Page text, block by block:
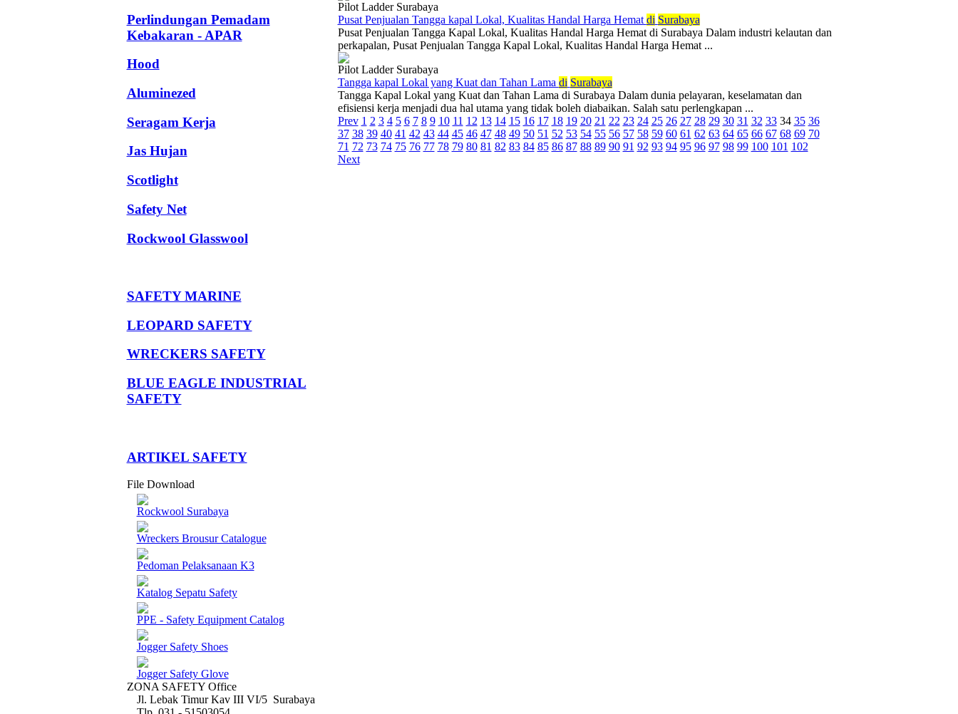
Perlindungan Pemadam
Kebakaran - APAR
Hood
Aluminezed
Seragam Kerja
Jas Hujan
Scotlight
Safety Net
Rockwool Glasswool
SAFETY MARINE
LEOPARD SAFETY
WRECKERS SAFETY
BLUE EAGLE INDUSTRIAL
SAFETY
­ARTIKEL SAFETY
File Download
Rockwool Surabaya
Wreckers Brousur Catalogue
Pedoman Pelaksanaan K3
Katalog Sepatu Safety
PPE - Safety Equipment Catalog
Jogger Safety Shoes
Jogger Safety Glove
ZONA SAFETY Office
Jl. Lebak Timur Kav III VI/5 Surabaya
Pilot Ladder Surabaya
Pusat Penjualan Tangga kapal Lokal, Kualitas Handal Harga Hemat di Surabaya
Pusat Penjualan Tangga Kapal Lokal, Kualitas Handal Harga Hemat di Surabaya Dalam industri kelautan dan
perkapalan, Pusat Penjualan Tangga Kapal Lokal, Kualitas Handal Harga Hemat ...
Pilot Ladder Surabaya
Tangga kapal Lokal yang Kuat dan Tahan Lama di Surabaya
Tangga Kapal Lokal yang Kuat dan Tahan Lama di Surabaya Dalam dunia pelayaran, keselamatan dan
efisiensi kerja menjadi dua hal utama yang tidak boleh diabaikan. Salah satu perlengkapan ...
Prev 1 2 3 4 5 6 7 8 9 10 11 12 13 14 15 16 17 18 19 20 21 22 23 24 25 26 27 28 29 30 31 32 33 34 35 36
37 38 39 40 41 42 43 44 45 46 47 48 49 50 51 52 53 54 55 56 57 58 59 60 61 62 63 64 65 66 67 68 69 70
71 72 73 74 75 76 77 78 79 80 81 82 83 84 85 86 87 88 89 90 91 92 93 94 95 96 97 98 99 100 101 102
Next